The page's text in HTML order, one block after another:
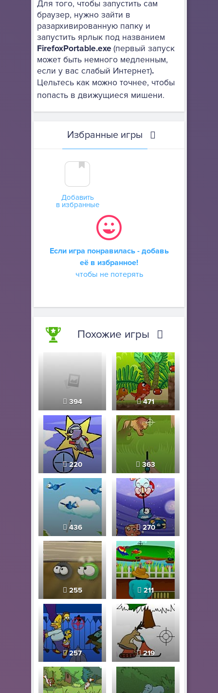
Для того, чтобы запустить сам
браузер, нужно зайти в
разархивированную папку и
запустить ярлык под названием
FirefoxPortable.exe(первый запуск
может быть немного медленным,
если у вас слабый Интернет).
Цельтесь как можно точнее, чтобы
попасть в движущиеся мишени.
Избранные игры
Добавить
в избранные
Если игра понравилась - добавь
её в избранное!
чтобы не потерять
Похожие игры
394 471
220 363
436 270
255 211
257 219